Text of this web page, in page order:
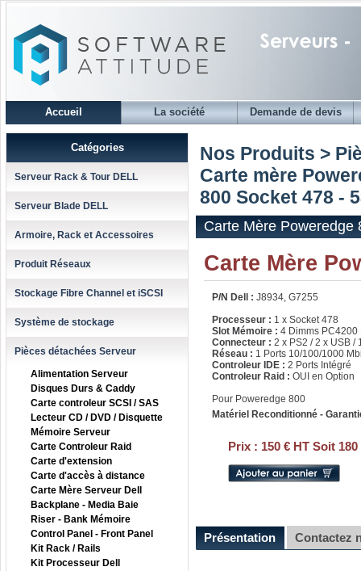
Accueil La société Demande de devis
Catégories
Serveur Rack & Tour DELL
Serveur Blade DELL
Armoire, Rack et Accessoires
Produit Réseaux
Stockage Fibre Channel et iSCSI
Système de stockage
Pièces détachées Serveur
Alimentation Serveur
Disques Durs & Caddy
Carte controleur SCSI / SAS
Lecteur CD / DVD / Disquette
Mémoire Serveur
Carte Controleur Raid
Carte d'extension
Carte d'accès à distance
Carte Mère Serveur Dell
Backplane - Media Baie
Riser - Bank Mémoire
Control Panel - Front Panel
Kit Rack / Rails
Kit Processeur Dell
Nos Produits >
Carte mère
800 Socket 478 -
Carte Mère Poweredge
Carte Mère
P/N Dell : J8934, G7255
Processeur : 1 x Socket 478
Slot Mémoire : 4 Dimms PC4200
Connecteur : 2 x PS2 / 2 x USB /
Réseau : 1 Ports 10/100/1000
Controleur IDE : 2 Ports Intégré
Controleur Raid : OUI en Option
Pour Poweredge 800
Matériel Reconditionné -
Prix : 150 € HT Soit 180
Présentation Contactez